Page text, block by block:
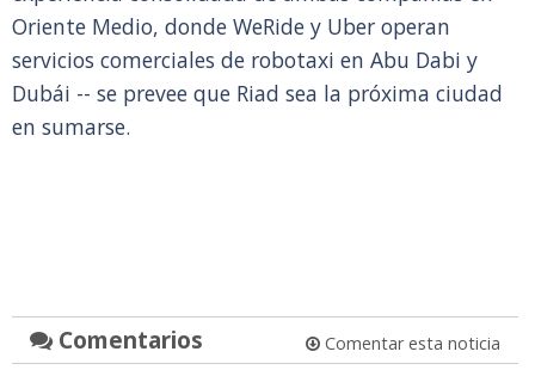
Oriente Medio, donde WeRide y Uber operan
servicios comerciales de robotaxi en Abu Dabi y
Dubái -- se prevee que Riad sea la próxima ciudad
en sumarse.
Comentarios Comentar esta noticia